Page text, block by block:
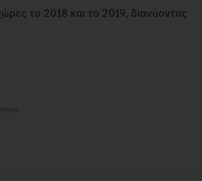
το 2018 και το 2019, διανύοντας